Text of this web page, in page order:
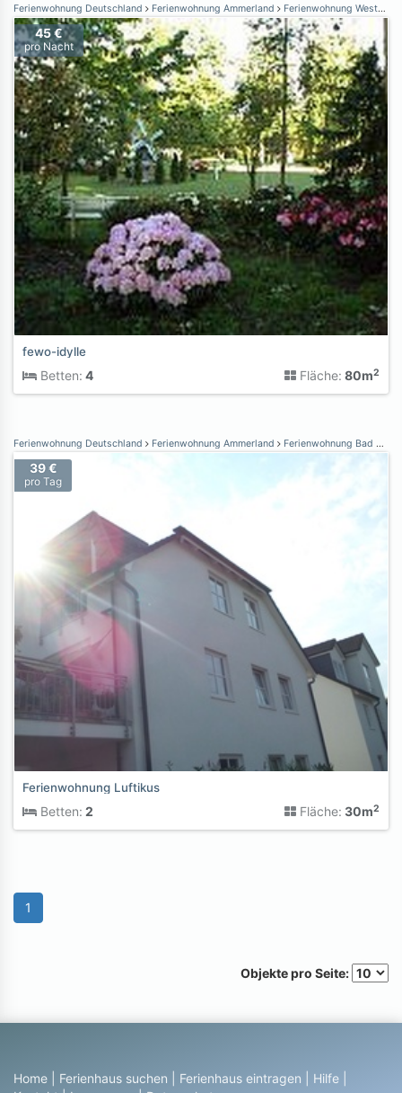
Ferienwohnung Deutschland Ferienwohnung Ammerland Ferienwohnung Westerstede
45 €
pro Nacht
fewo-idylle
Betten: 4 Fläche: 80m2
Ferienwohnung Deutschland Ferienwohnung Ammerland Ferienwohnung Bad Zwischenahn
39 €
pro Tag
Ferienwohnung Luftikus
Betten: 2 Fläche: 30m2
1
Objekte pro Seite:
Home Ferienhaus suchen Ferienhaus eintragen Hilfe